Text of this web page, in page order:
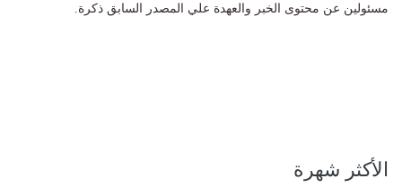
مسئولين عن محتوى الخبر والعهدة علي المصدر السابق ذكرة.
الأكثر شهرة